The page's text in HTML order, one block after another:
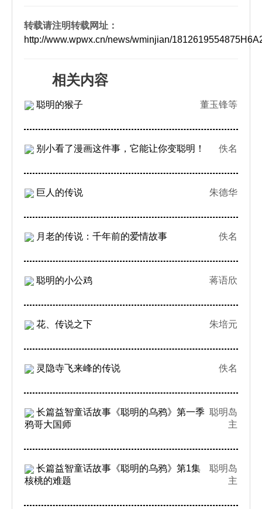
转载请注明转载网址：
http://www.wpwx.cn/news/wminjian/
相关内容
聪明的猴子 董玉锋等
别小看了漫画这件事，它能让你变聪明！ 佚名
巨人的传说 朱德华
月老的传说：千年前的爱情故事 佚名
聪明的小公鸡 蒋语欣
花、传说之下 朱培元
灵隐寺飞来峰的传说 佚名
长篇益智童话故事《聪明的乌鸦》第一季
鸦哥大国师
聪明岛
主
长篇益智童话故事《聪明的乌鸦》第1集
核桃的难题
聪明岛
主